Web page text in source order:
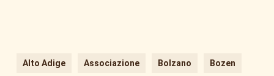
Alto Adige Associazione Bolzano Bozen